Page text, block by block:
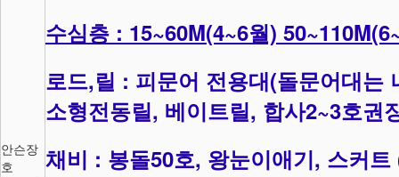
안슨장
호
수심층 : 15~60M(4~6월)
로드,릴 : 피문어 전용대(돌문어대는
소형전동릴, 베이트릴, 합사2~3호권
채비 : 봉돌50호, 왕눈이애기, 스커